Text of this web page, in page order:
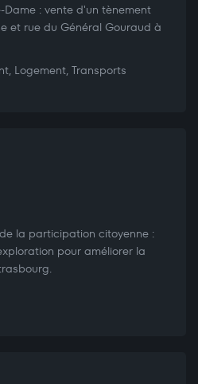
: vente d'un tènement
et rue du Général Gouraud à
Logement, Transports
la participation citoyenne :
pour améliorer la